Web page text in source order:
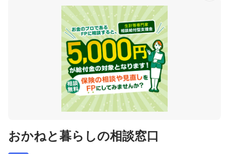
おかねと暮らしの相談窓口